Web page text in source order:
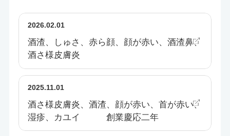
2026.02.01
酒渣、しゅさ、赤ら顔、顔が赤い、酒渣鼻、
酒さ様皮膚炎
2025.11.01
酒さ様皮膚炎、酒渣、顔が赤い、首が赤い、
湿疹、カユイ 創業慶応二年